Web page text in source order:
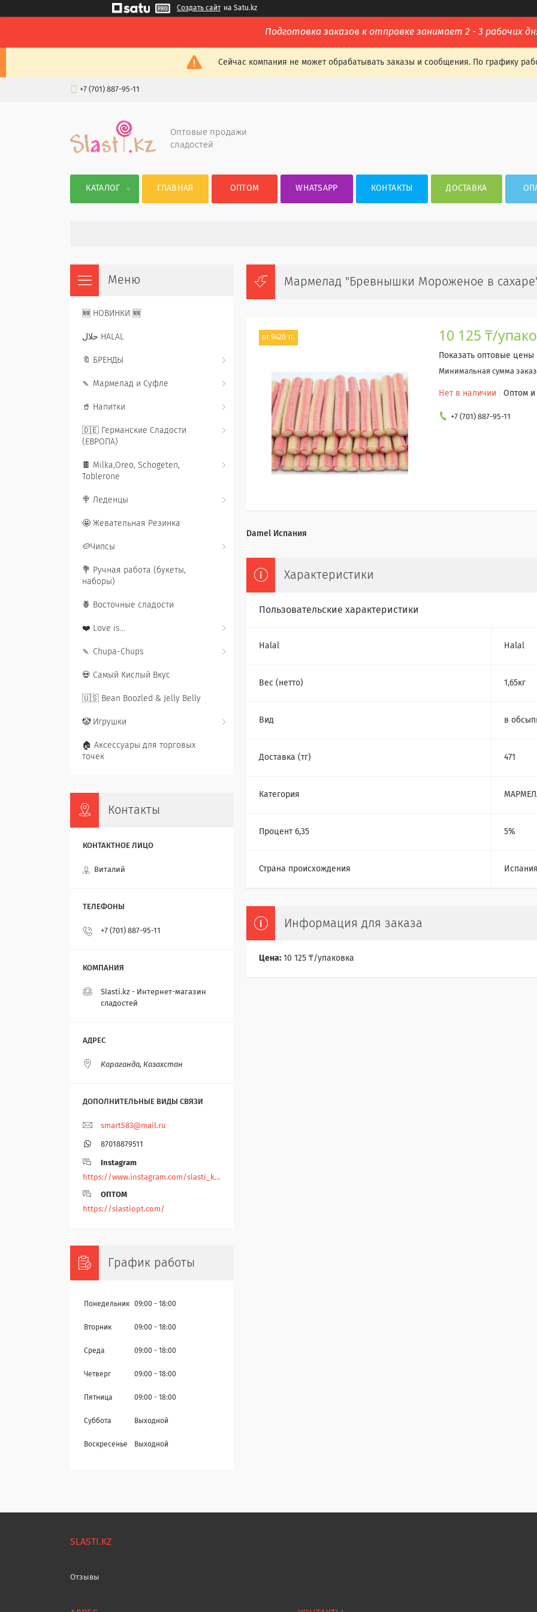
Создать сайт на Satu.kz
Подготовка заказов к отправке занимает 2 - 3 рабочих
Сейчас компания не может обрабатывать заказы и сообщения. По графику
+7 (701) 887-95-11
Оптовые продажи
сладостей
КАТАЛОГ ГЛАВНАЯ ОПТОМ WHATSAPP КОНТАКТЫ ДОСТАВКА
Мармелад "Бревнышки Мороженое в сахаре"
от 9420 тг. 10 125 ₸/
Показать оптовые цены
Минимальная сумма
Нет в наличии Оптом и
+7 (701) 887-95-11
Damel Испания
Характеристики
Пользовательские характеристики
Halal Halal
Вес (нетто) 1,65кг
Вид в
Доставка (тг) 471
Категория
Процент 6,35 5%
Страна происхождения
Информация для заказа
Цена: 10 125 ₸/упаковка
🆕 НОВИНКИ 🆕
حلال HALAL
🔖 БРЕНДЫ
🍡 Мармелад и Суфле
🥤 Напитки
🇩🇪 Германские Сладости
(ЕВРОПА)
🍫 Milka,Oreo, Schogeten,
Toblerone
🍭 Леденцы
🤩 Жевательная Резинка
🥔Чипсы
💐 Ручная работа (букеты,
наборы)
🍍 Восточные сладости
❤️ Love is...
🍡 Chupa-Chups
💀 Самый Кислый Вкус
🇺🇸 Bean Boozled & Jelly Belly
🤡 Игрушки
🏠 Аксессуары для торговых
точек
Контакты
Виталий
+7 (701) 887-95-11
Slasti.kz - Интернет-магазин
сладостей
Караганда, Казахстан
smart583@mail.ru
87018879511
Instagram
https://www.instagram.com/slasti_kz/
ОПТОМ
https://slastiopt.com/
График работы
Понедельник 09:00 18:00
Вторник 09:00 18:00
Среда 09:00 18:00
Четверг 09:00 18:00
Пятница 09:00 18:00
Суббота Выходной
Воскресенье Выходной
SLASTI.KZ
Отзывы